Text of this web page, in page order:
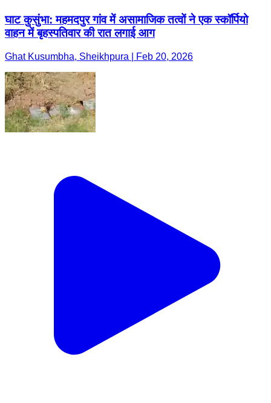
घाट कुसुंभा: महमदपुर गांव में असामाजिक तत्वों ने एक स्कॉर्पियो
वाहन में बृहस्पतिवार की रात लगाई आग
Ghat Kusumbha, Sheikhpura | Feb 20, 2026